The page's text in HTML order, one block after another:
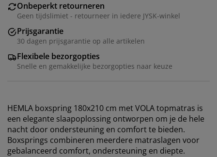
Onbeperkt retourneren
Geen tijdslimiet - retourneer in iedere JYSK-winkel
Prijsgarantie
30 dagen prijsgarantie op alle artikelen
Flexibele bezorgopties
Snelle en gemakkelijke bezorgopties naar keuze
HEMLA boxspring 180x210 cm met VOLA topmatras is
een elegante slaapoplossing ontworpen om je de hele
nacht door ondersteuning en comfort te bieden.
Boxsprings combineren meerdere matraslagen voor
gebalanceerd comfort, ondersteuning en diepte.